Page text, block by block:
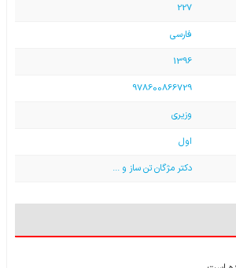
227
فارسی
1396
978600866729
وزیری
اول
دکتر مژگان تن ساز و ...